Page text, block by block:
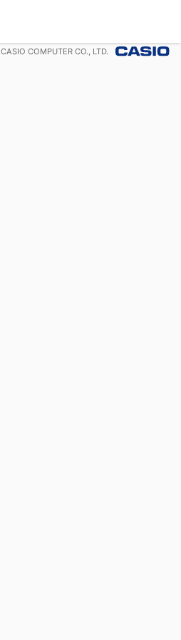
CASIO COMPUTER CO., LTD.